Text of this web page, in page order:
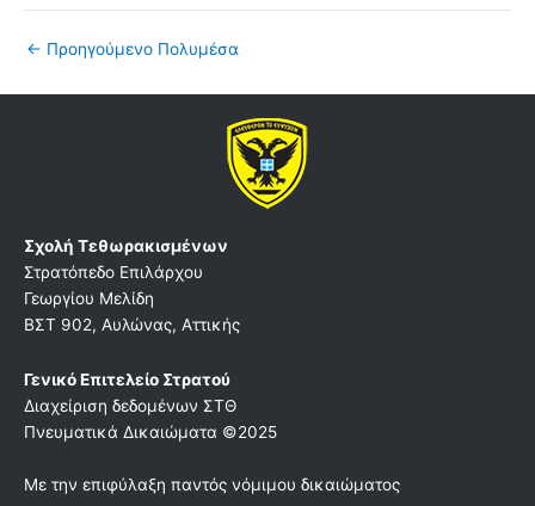
← Προηγούμενο Πολυμέσα
Σχολή Τεθωρακισμένων
Στρατόπεδο Επιλάρχου
Γεωργίου Μελίδη
ΒΣΤ 902, Αυλώνας, Αττικής
Γενικό Επιτελείο Στρατού
Διαχείριση δεδομένων ΣΤΘ
Πνευματικά Δικαιώματα ©2025
Με την επιφύλαξη παντός νόμιμου δικαιώματος